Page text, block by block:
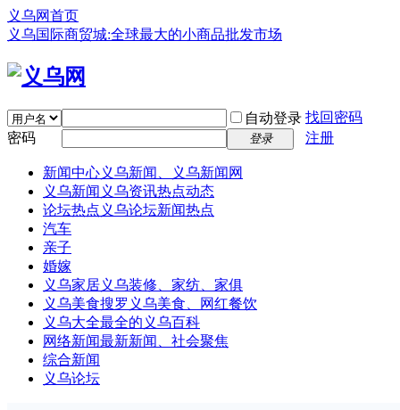
义乌网首页
义乌国际商贸城:全球最大的小商品批发市场
自动登录 找回密码
密码
登录 注册
新闻中心义乌新闻、义乌新闻网
义乌新闻 义乌资讯热点动态
论坛热点 义乌论坛新闻热点
汽车
亲子
婚嫁
义乌家居义乌装修、家纺、家俱
义乌美食搜罗义乌美食、网红餐饮
义乌大全最全的义乌百科
网络新闻最新新闻、社会聚焦
综合新闻
义乌论坛